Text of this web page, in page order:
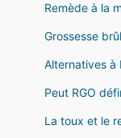
Remède à la
Grossesse
Alternatives à
Peut RGO
La toux et le